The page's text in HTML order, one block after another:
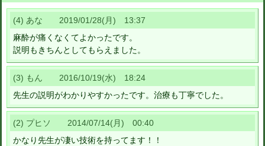
(4) あな 2019/01/28(月) 13:37
麻酔が痛くなくてよかったです。
説明もきちんとしてもらえました。
(3) もん 2016/10/19(水) 18:24
先生の説明がわかりやすかったです。治療も丁寧でした。
(2) プヒソ 2014/07/14(月) 00:40
かなり先生が凄い技術を持ってます！！